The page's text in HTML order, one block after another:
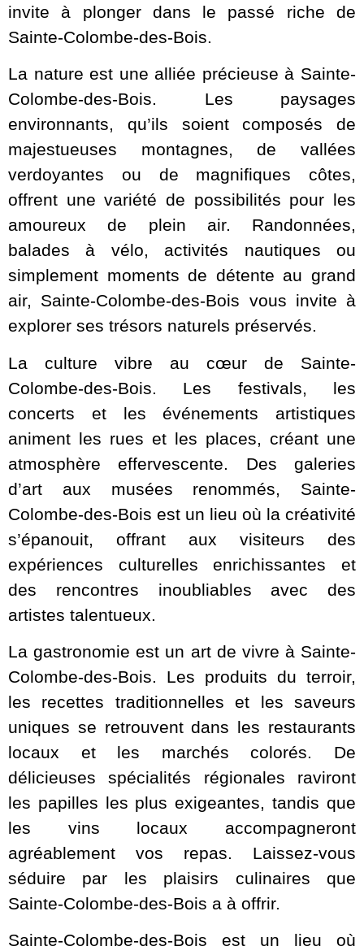
invite à plonger dans le passé riche de
Sainte-Colombe-des-Bois.
La nature est une alliée précieuse à Sainte-
Colombe-des-Bois. Les paysages
environnants, qu’ils soient composés de
majestueuses montagnes, de vallées
verdoyantes ou de magnifiques côtes,
offrent une variété de possibilités pour les
amoureux de plein air. Randonnées,
balades à vélo, activités nautiques ou
simplement moments de détente au grand
air, Sainte-Colombe-des-Bois vous invite à
explorer ses trésors naturels préservés.
La culture vibre au cœur de Sainte-
Colombe-des-Bois. Les festivals, les
concerts et les événements artistiques
animent les rues et les places, créant une
atmosphère effervescente. Des galeries
d’art aux musées renommés, Sainte-
Colombe-des-Bois est un lieu où la créativité
s’épanouit, offrant aux visiteurs des
expériences culturelles enrichissantes et
des rencontres inoubliables avec des
artistes talentueux.
La gastronomie est un art de vivre à Sainte-
Colombe-des-Bois. Les produits du terroir,
les recettes traditionnelles et les saveurs
uniques se retrouvent dans les restaurants
locaux et les marchés colorés. De
délicieuses spécialités régionales raviront
les papilles les plus exigeantes, tandis que
les vins locaux accompagneront
agréablement vos repas. Laissez-vous
séduire par les plaisirs culinaires que
Sainte-Colombe-des-Bois a à offrir.
Sainte-Colombe-des-Bois est un lieu où